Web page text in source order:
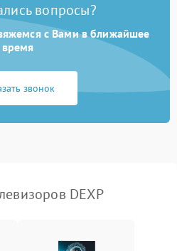
вопросы?
с Вами в ближайшее
время
звонок
DEXP